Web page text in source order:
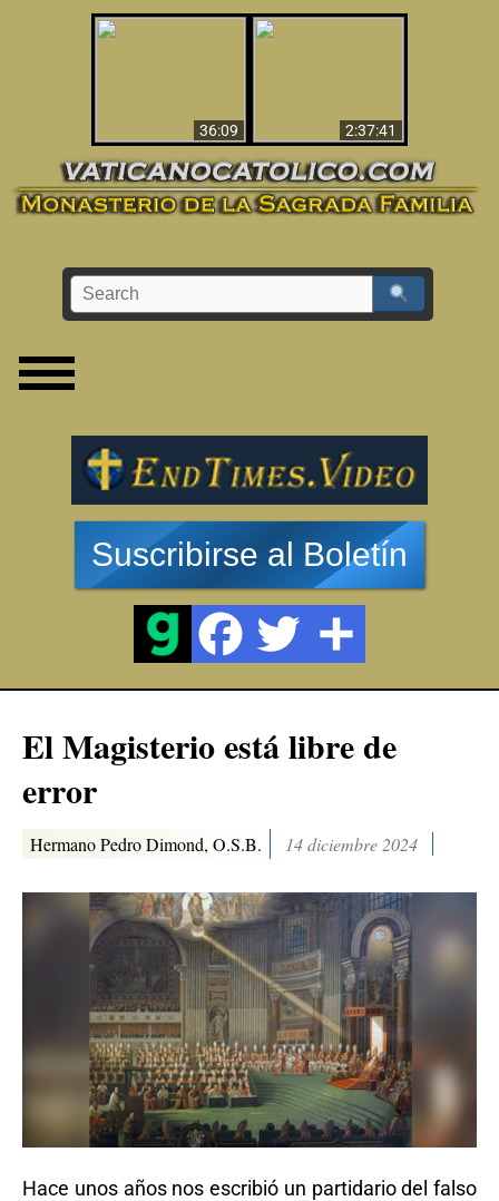
36:09
2:37:41
Suscribirse al Boletín
El Magisterio está libre de
error
Hermano Pedro Dimond, O.S.B. 14 diciembre 2024
Hace unos años nos escribió un partidario del falso